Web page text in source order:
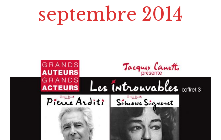
septembre 2014